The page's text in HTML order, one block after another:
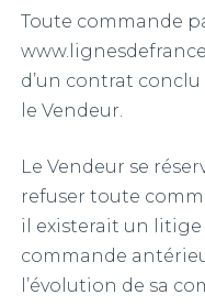
Toute commande
d’un contrat
le Vendeur.
Le Vendeur se
refuser toute
il existerait un
commande
l’évolution de sa